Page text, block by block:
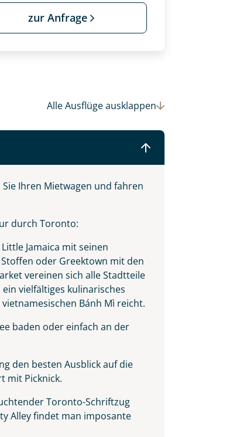
zur Anfrage
Alle Ausflügeausklappen
Ihren Mietwagen und fahren
durch Toronto:
Jamaica mit seinen
oder Greektown mit den
vereinen sich alle Stadtteile
vielfältiges kulinarisches
Bánh Mì reicht.
baden oder einfach an der
den besten Ausblick auf die
mit Picknick.
Toronto-Schriftzug
Alley findet man imposante
für die Reise
gestalten wir Ihre